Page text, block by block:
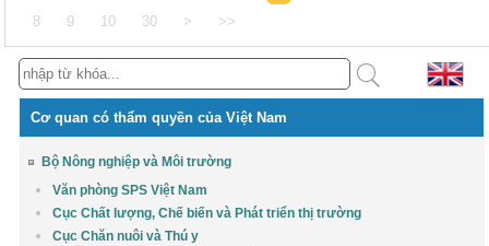
8 9 10 30 > >>
Cơ quan có thẩm quyền của Việt Nam
Bộ Nông nghiệp và Môi trường
Văn phòng SPS Việt Nam
Cục Chất lượng, Chế biến và Phát triển thị trường
Cục Chăn nuôi và Thú y